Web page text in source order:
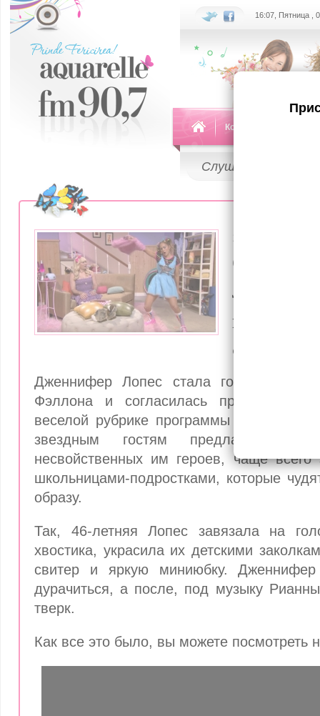
16:07, Пятница ,
Команда
Слушай
(видео)
Лопес
на шоу
Фэллона
Дженнифер Лопес стала гостьей
Фэллона и согласилась принять
веселой рубрике программы «Ew!». В
звездным гостям предлагается
несвойственных им героев, чаще всего
школьницами-подростками, которые
образу.
Так, 46-летняя Лопес завязала на
хвостика, украсила их детскими
свитер и яркую миниюбку.
дурачиться, а после, под музыку
тверк.
Как все это было, вы можете посмотреть